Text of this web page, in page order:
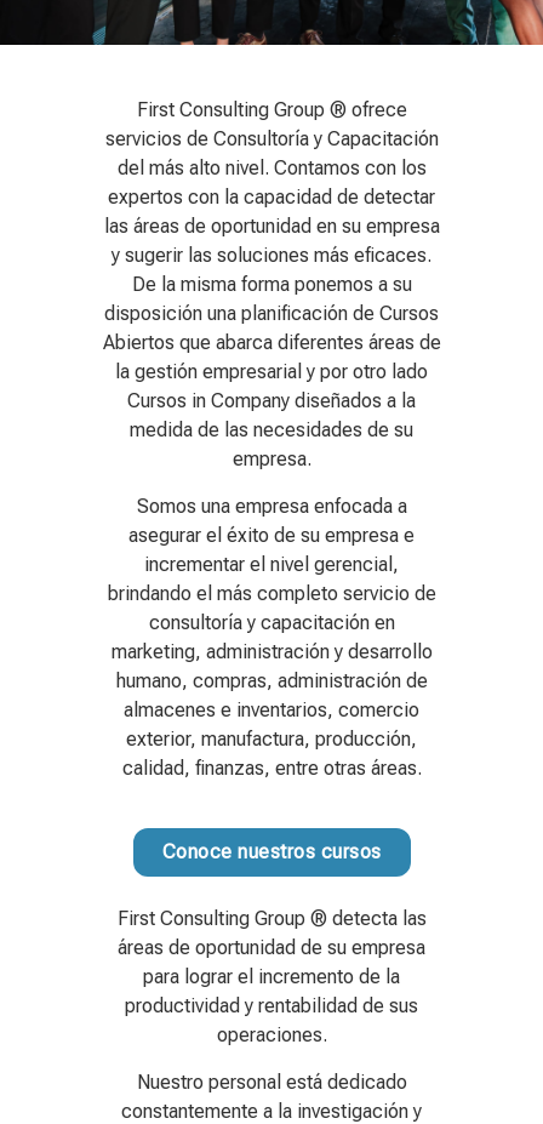
First Consulting Group ® ofrece
servicios de Consultoría y Capacitación
del más alto nivel. Contamos con los
expertos con la capacidad de detectar
las áreas de oportunidad en su empresa
y sugerir las soluciones más eficaces.
De la misma forma ponemos a su
disposición una planificación de Cursos
Abiertos que abarca diferentes áreas de
la gestión empresarial y por otro lado
Cursos in Company diseñados a la
medida de las necesidades de su
empresa.
Somos una empresa enfocada a
asegurar el éxito de su empresa e
incrementar el nivel gerencial,
brindando el más completo servicio de
consultoría y capacitación en
marketing, administración y desarrollo
humano, compras, administración de
almacenes e inventarios, comercio
exterior, manufactura, producción,
calidad, finanzas, entre otras áreas.
Conoce nuestros cursos
First Consulting Group ® detecta las
áreas de oportunidad de su empresa
para lograr el incremento de la
productividad y rentabilidad de sus
operaciones.
Nuestro personal está dedicado
constantemente a la investigación y